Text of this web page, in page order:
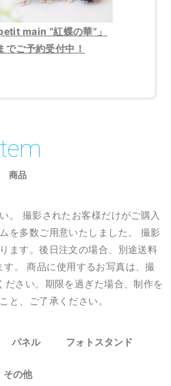
main “紅蝶の華”」
ご予約受付中！
商品
。 撮影されたお客様だけがご購入
を多数ご用意いたしました。
撮影
ます。後日注文の場合、別途送料
。
商品に使用するお写真は、撮
さい。期限を過ぎた場合、制作を
と、ご了承ください。
パネル フォトスタンド
その他